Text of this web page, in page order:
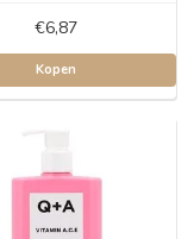
€6,87
Kopen